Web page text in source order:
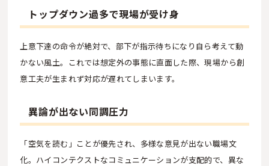
トップダウン過多で現場が受け身
上意下達の命令が絶対で、部下が指示待ちになり自ら考えて動
かない風土。これでは想定外の事態に直面した際、現場から創
意工夫が生まれず対応が遅れてしまいます。
異論が出ない同調圧力
「空気を読む」ことが優先され、多様な意見が出ない職場文
化。ハイコンテクストなコミュニケーションが支配的で、異な